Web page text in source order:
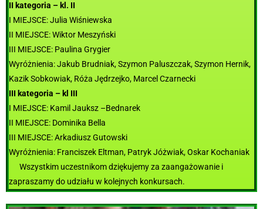
II kategoria – kl. II
I MIEJSCE: Julia Wiśniewska
II MIEJSCE: Wiktor Meszyński
III MIEJSCE: Paulina Grygier
Wyróżnienia: Jakub Brudniak, Szymon Paluszczak, Szymon Hernik,
Kazik Sobkowiak, Róża Jędrzejko, Marcel Czarnecki
III kategoria – kl III
I MIEJSCE: Kamil Jauksz –Bednarek
II MIEJSCE: Dominika Bella
III MIEJSCE: Arkadiusz Gutowski
Wyróżnienia: Franciszek Eltman, Patryk Jóżwiak, Oskar Kochaniak
Wszystkim uczestnikom dziękujemy za zaangażowanie i
zapraszamy do udziału w kolejnych konkursach.